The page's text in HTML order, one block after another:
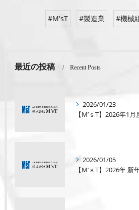
#M'sT #製造業 #機械
最近の投稿 Recent Posts
2026/01/23
【M’ｓT】2026年1月
2026/01/05
【M’ｓT】2026年 新